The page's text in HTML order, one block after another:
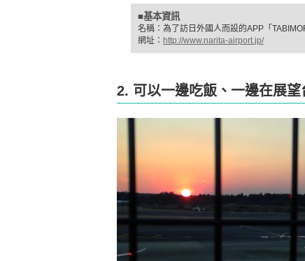
■基本資訊
名稱：為了訪日外國人而設的APP「
網址： http://www.narita-airport.jp/
2. 可以一邊吃飯、一邊在展望